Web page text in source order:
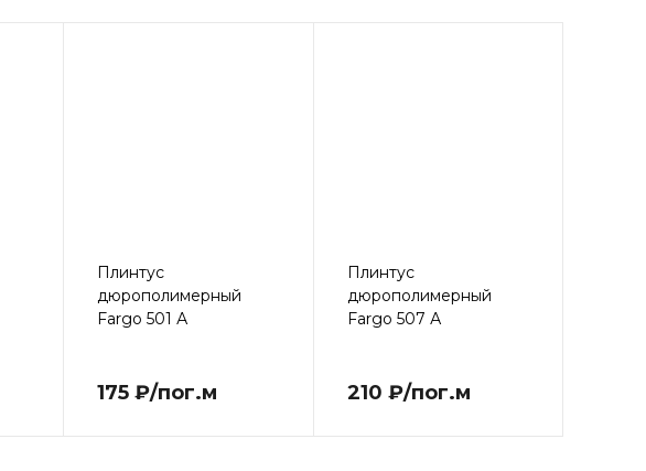
Плинтус
дюрополимерный
Fargo 501 А
175 ₽/пог.м
Плинтус
дюрополимерный
Fargo 507 А
210 ₽/пог.м